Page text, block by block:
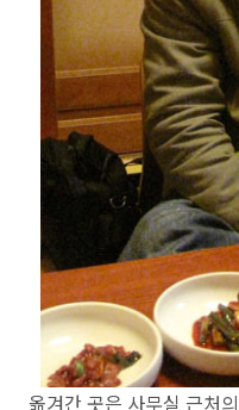
옮겨간 곳은 사무실 근처